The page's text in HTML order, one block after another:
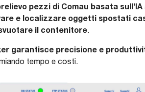
pezzi di Comau basata sull’IA
e localizzare oggetti spostati
il contenitore.
garantisce precisione e
tempo e costi.